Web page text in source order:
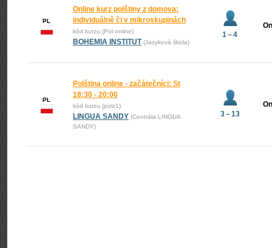
PL
Online kurz polštiny z domova:
individuálně či v mikroskupinách
kód kurzu (Pol online)
BOHEMIA INSTITUT (Jazyková škola)
1 – 4
PL
Polština online - začátečníci: St
18:30 - 20:00
kód kurzu (polz1)
LINGUA SANDY (Centrála LINGUA
SANDY)
3 – 13